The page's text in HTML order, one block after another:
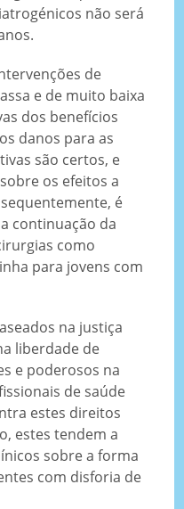
não será
de
e de muito baixa
dos benefícios
danos para as
são certos, e
os efeitos a
é
continuação da
como
para jovens com
na justiça
liberdade de
e poderosos na
de saúde
estes direitos
estes tendem a
sobre a forma
com disforia de